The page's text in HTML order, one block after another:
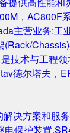
，AC800F
主营业务:工
(Rack/
技术与工程
德尔塔夫
决方案和服
保护装置